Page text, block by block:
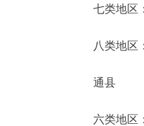
七类地区：
八类地区：
通县
六类地区：